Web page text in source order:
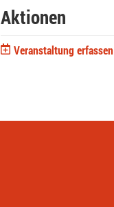
Aktionen
Veranstaltung erfassen